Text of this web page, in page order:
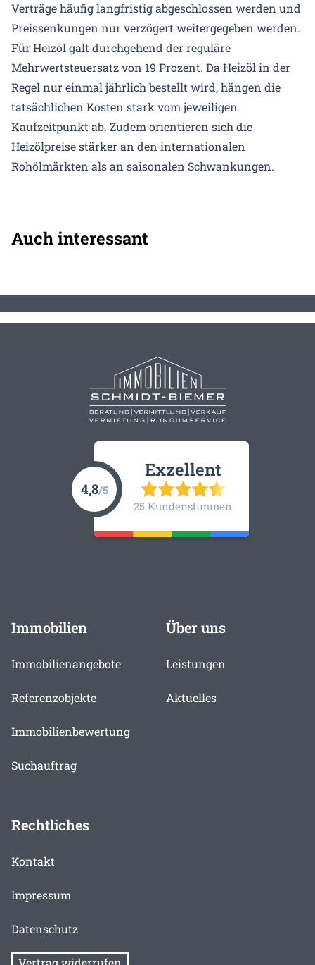
Verträge häufig langfristig abgeschlossen werden und
Preissenkungen nur verzögert weitergegeben werden.
Für Heizöl galt durchgehend der reguläre
Mehrwertsteuersatz von 19 Prozent. Da Heizöl in der
Regel nur einmal jährlich bestellt wird, hängen die
tatsächlichen Kosten stark vom jeweiligen
Kaufzeitpunkt ab. Zudem orientieren sich die
Heizölpreise stärker an den internationalen
Rohölmärkten als an saisonalen Schwankungen.
Auch interessant
4,8/5
Exzellent
25 Kundenstimmen
Immobilien
Immobilienangebote
Referenzobjekte
Immobilienbewertung
Suchauftrag
Über uns
Leistungen
Aktuelles
Rechtliches
Kontakt
Impressum
Datenschutz